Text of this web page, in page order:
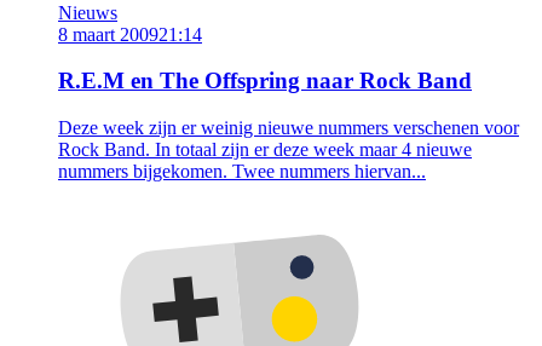
Nieuws
8 maart 200921:14
R.E.M en The Offspring naar Rock Band
Deze week zijn er weinig nieuwe nummers verschenen voor
Rock Band. In totaal zijn er deze week maar 4 nieuwe
nummers bijgekomen. Twee nummers hiervan...